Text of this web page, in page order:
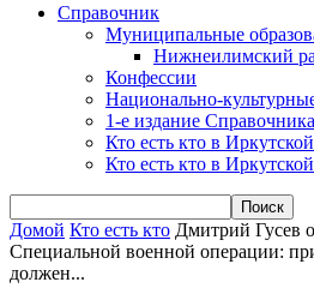
Справочник
Муниципальные
Нижнеилимский
Конфессии
Национально-
1-е издание
Кто есть кто в
Кто есть кто в
Домой Кто есть кто Дмитрий Гусев
Специальной военной операции:
должен...